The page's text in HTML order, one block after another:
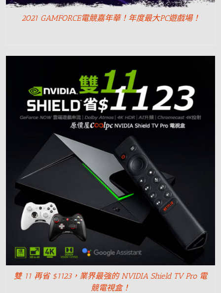
2021 GAMFORCE電競嘉年華！年度最大PC遊戲場！
雙 11 再省 $1123，業界最強的 NVIDIA Shield TV Pro 電
競電視盒！